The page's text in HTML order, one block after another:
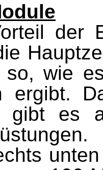
der
wie
ergibt.
gibt es